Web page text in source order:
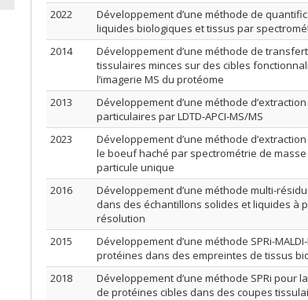
2022
Développement d’une méthode de
liquides biologiques et tissus par
2014
Développement d’une méthode de
tissulaires minces sur des cibles
l’imagerie MS du protéome
2013
Développement d’une méthode
particulaires par LDTD-APCI-MS/MS
2023
Développement d’une méthode
le boeuf haché par spectrométrie de
particule unique
2016
Développement d’une méthode multi-
dans des échantillons solides et liquides à
résolution
2015
Développement d’une méthode SPRi-
protéines dans des empreintes de tissus
2018
Développement d’une méthode SPRi pour
de protéines cibles dans des coupes